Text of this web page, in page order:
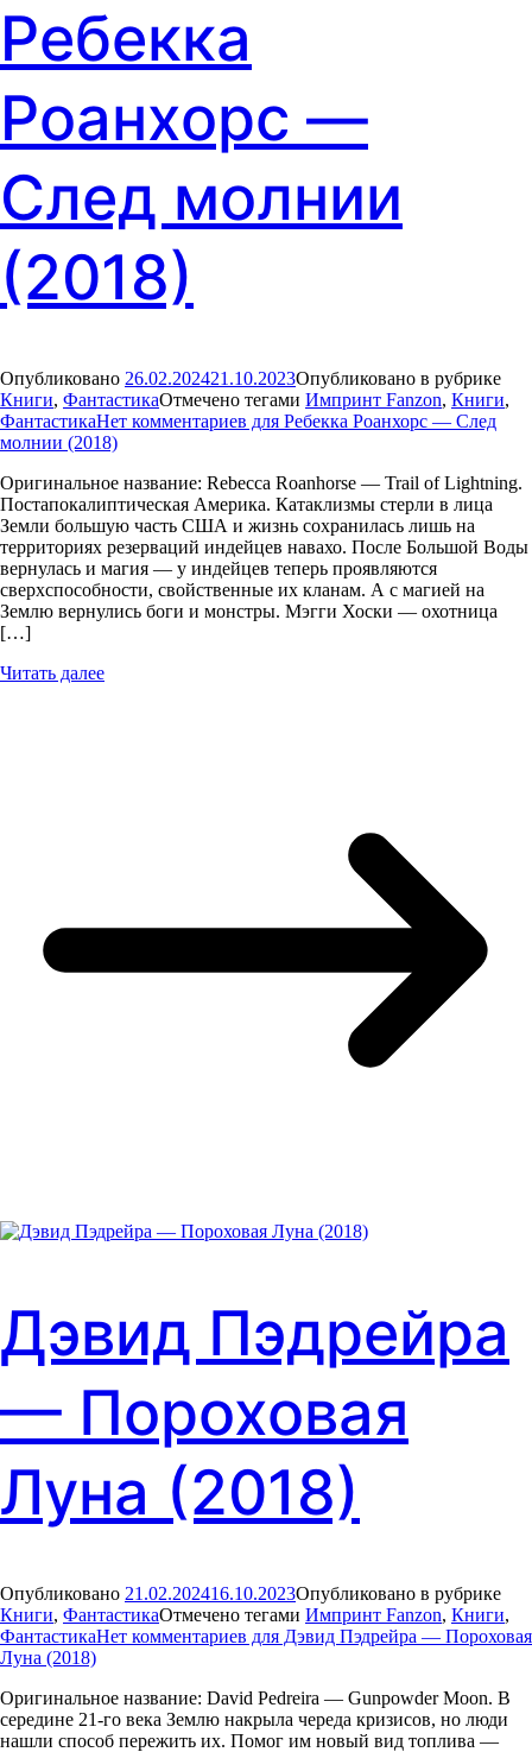
Ребекка
Роанхорс —
След молнии
(2018)
Опубликовано 26.02.202421.10.2023Опубликовано в рубрике
Книги, ФантастикаОтмечено тегами Импринт Fanzon, Книги,
ФантастикаНет комментариев для Ребекка Роанхорс — След
молнии (2018)
Оригинальное название: Rebecca Roanhorse — Trail of Lightning.
Постапокалиптическая Америка. Катаклизмы стерли в лица
Земли большую часть США и жизнь сохранилась лишь на
территориях резерваций индейцев навахо. После Большой Воды
вернулась и магия — у индейцев теперь проявляются
сверхспособности, свойственные их кланам. А с магией на
Землю вернулись боги и монстры. Мэгги Хоски — охотница
[…]
Читать далее
Дэвид Пэдрейра
— Пороховая
Луна (2018)
Опубликовано 21.02.202416.10.2023Опубликовано в рубрике
Книги, ФантастикаОтмечено тегами Импринт Fanzon, Книги,
ФантастикаНет комментариев для Дэвид Пэдрейра — Пороховая
Луна (2018)
Оригинальное название: David Pedreira — Gunpowder Moon. В
середине 21-го века Землю накрыла череда кризисов, но люди
нашли способ пережить их. Помог им новый вид топлива —